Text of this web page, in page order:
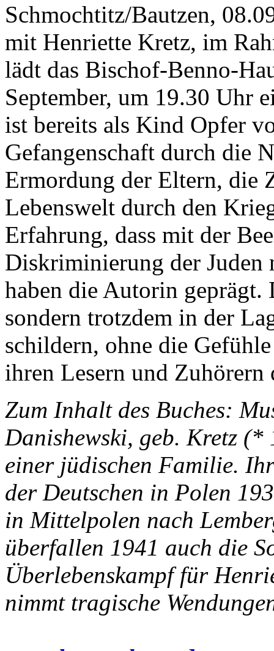
Schmochtitz/Bautzen,
mit Henriette Kretz, im
lädt das Bischof-Benno-
September, um 19.30 Uhr
ist bereits als Kind Opfer
Gefangenschaft durch die
Ermordung der Eltern, die
Lebenswelt durch den
Erfahrung, dass mit der
Diskriminierung der Juden
haben die Autorin geprägt.
sondern trotzdem in der
schildern, ohne die
ihren Lesern und Zuhörern
Zum Inhalt des Buches:
Danishewski, geb. Kretz (*
einer jüdischen Familie.
der Deutschen in Polen
in Mittelpolen nach
überfallen 1941 auch die
Überlebenskampf für
nimmt tragische